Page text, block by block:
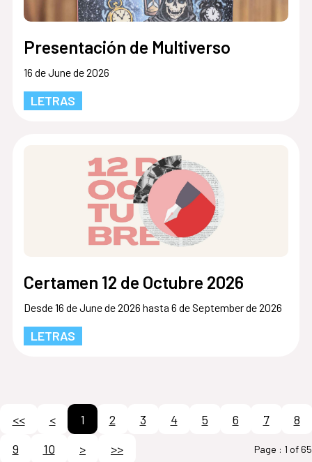
Presentación de Multiverso
16 de June de 2026
LETRAS
Certamen 12 de Octubre 2026
Desde 16 de June de 2026 hasta 6 de September de 2026
LETRAS
<< < 1 2 3 4 5 6 7
8
9
10 > >> Page : 1 of 65